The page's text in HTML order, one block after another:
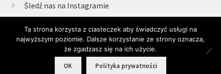
Śledź nas na Instagramie
© Retrogabinet 2025
Ta strona korzysta z ciasteczek aby świadczyć usługi na
najwyższym poziomie. Dalsze korzystanie ze strony oznacza,
że zgadzasz się na ich użycie.
OK Polityka prywatności